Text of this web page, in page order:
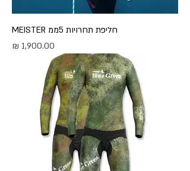
חליפת תחרויות 5ממ MEISTER
מחיר